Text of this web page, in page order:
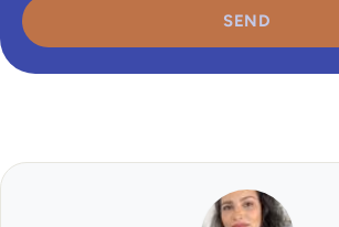
SEND